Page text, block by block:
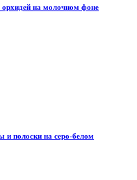
на молочном фоне
полоски на серо-белом